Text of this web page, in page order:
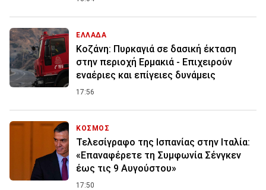
ΕΛΛΑΔΑ
Κοζάνη: Πυρκαγιά σε δασική έκταση
στην περιοχή Ερμακιά - Επιχειρούν
εναέριες και επίγειες δυνάμεις
17:56
ΚΟΣΜΟΣ
Τελεσίγραφο της Ισπανίας στην Ιταλία:
«Επαναφέρετε τη Συμφωνία Σένγκεν
έως τις 9 Αυγούστου»
17:50